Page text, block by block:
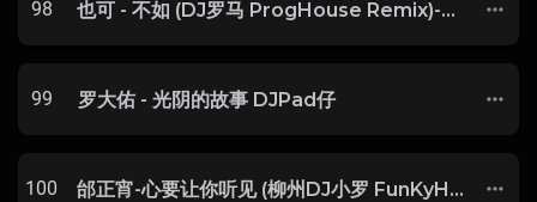
98 也可 - 不如 (DJ罗马 ProgHouse Remix)-玖零DJ整理♪♫
99 罗大佑 - 光阴的故事 DJPad仔
100 邰正宵-心要让你听见 (柳州DJ小罗 FunKyHouse Mix)